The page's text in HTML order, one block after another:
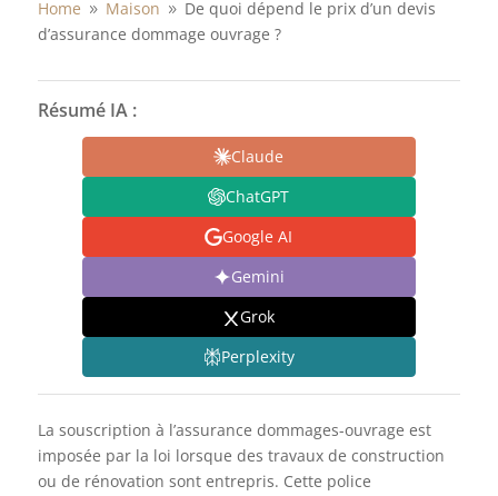
Home 9 Maison 9 De quoi dépend le prix d’un devis
d’assurance dommage ouvrage ?
Résumé IA :
Claude
ChatGPT
Google AI
Gemini
Grok
Perplexity
La souscription à l’assurance dommages-ouvrage est
imposée par la loi lorsque des travaux de construction
ou de rénovation sont entrepris. Cette police